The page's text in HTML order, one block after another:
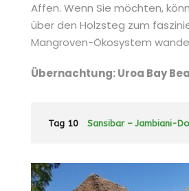
Affen. Wenn Sie möchten,
über den Holzsteg zum
Mangroven-Ökosystem
Übernachtung: Uroa Bay
Tag 10 Sansibar – Jambiani-